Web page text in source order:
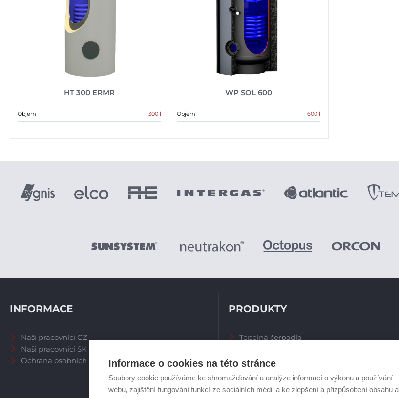
Informace o cookies na této stránce
Soubory cookie používáme ke shromažďování a analýze informací o výkonu a používání
webu, zajištění fungování funkcí ze sociálních médií a ke zlepšení a přizpůsobení obsahu a
HT 300 ERMR
Objem 300 l
WP SOL 600
Objem 600 l
INFORMACE
Naši pracovníci CZ
Naši pracovníci SK
Ochrana osobních údajů
PRODUKTY
Tepelná čerpadla
Zásobníky TV
Plynové kotle
Ostatní příslušenství